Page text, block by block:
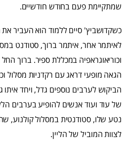
שמתקיימת פעם בחודש חודשיים.
כשקדושביץ' סיים ללמוד הוא העביר
לאיתמר אחר, איתמר ברוך, סטודנט
וכוריאוגראפיה במכללת ספיר. ברוך
הגאה מופעי דראג עם רקדניות מסלול
הביקוש לערבים נוספים גדל, ויחד איתו
של עוד ועוד אנשים להופיע בערבים
נטע שלו, סטודנטית במסלול קולנוע,
לצוות המוביל של הליין.